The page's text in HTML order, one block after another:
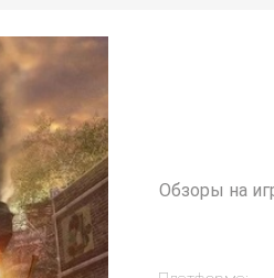
Обзоры на